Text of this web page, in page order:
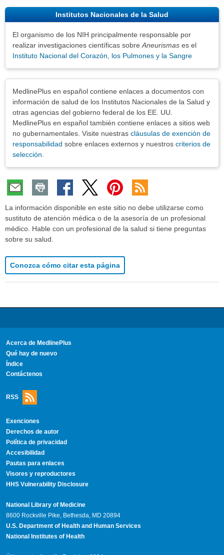
Institutos Nacionales de la Salud
El organismo de los NIH principalmente responsable por
realizar investigaciones científicas sobre Aneurismas es el
Instituto Nacional del Corazón, los Pulmones y la Sangre
MedlinePlus en español contiene enlaces a documentos con
información de salud de los Institutos Nacionales de la Salud y
otras agencias del gobierno federal de los EE. UU.
MedlinePlus en español también contiene enlaces a sitios web
no gubernamentales. Visite nuestras cláusulas de exención de
responsabilidad sobre enlaces externos y nuestros criterios de
selección
La información disponible en este sitio no debe utilizarse como
sustituto de atención médica o de la asesoría de un profesional
médico. Hable con un profesional de la salud si tiene preguntas
sobre su salud.
Conozca cómo citar esta página
Acerca de MedlinePlus
Qué hay de nuevo
Índice
Contáctenos
RSS
Exenciones
Derechos de autor
Política de privacidad
Accesibilidad
Pautas para enlaces
Visores y reproductores
HHS Vulnerability Disclosure
National Library of Medicine
8600 Rockville Pike, Bethesda, MD 20894
U.S. Department of Health and Human Services
National Institutes of Health